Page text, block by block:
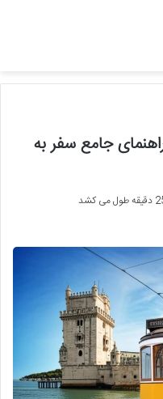
جامع سفر به